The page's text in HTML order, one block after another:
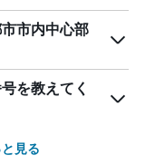
市内中心部
を教えてく
見る